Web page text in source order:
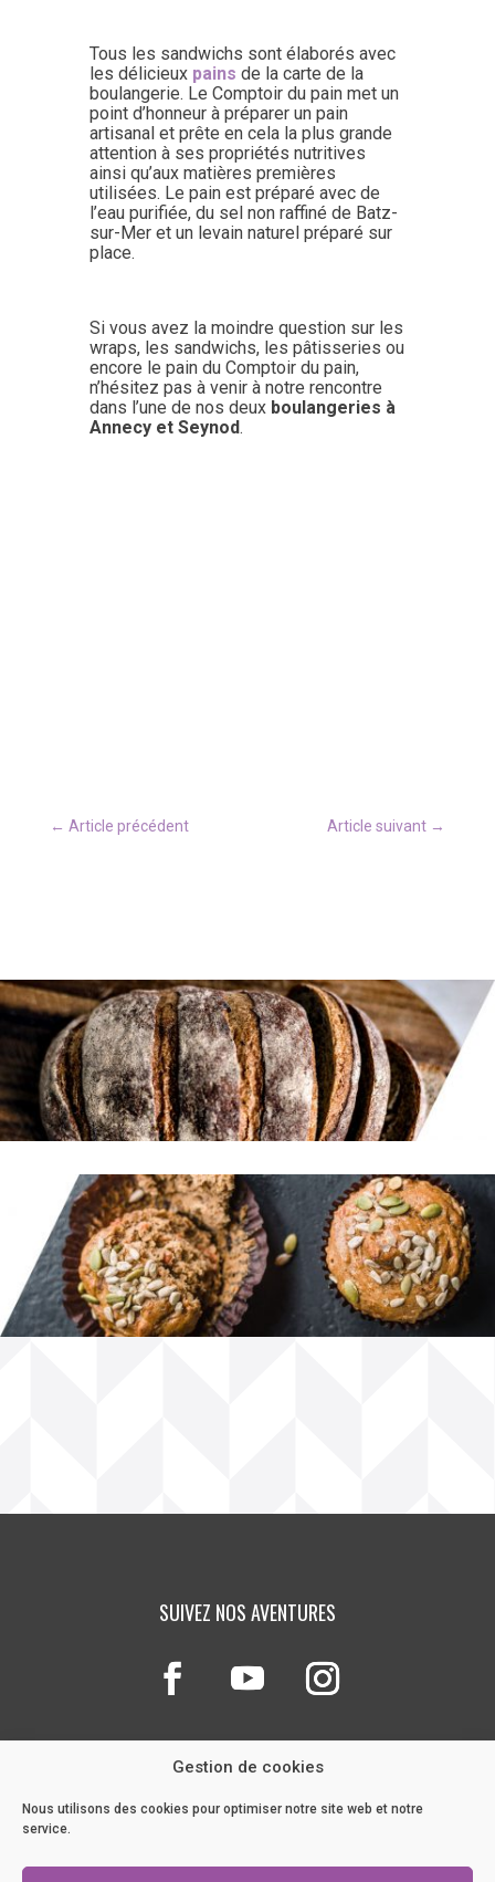
Gestion de cookies
Nous utilisons des cookies pour optimiser notre site web et notre
service.
Tous les sandwichs sont élaborés avec
les délicieuxpains de la carte de la
boulangerie. Le Comptoir du pain met un
point d’honneur à préparer un pain
artisanal et prête en cela la plus grande
attention à ses propriétés nutritives
ainsi qu’aux matières premières
utilisées. Le pain est préparé avec de
l’eau purifiée, du sel non raffiné de Batz-
sur-Mer et un levain naturel préparé sur
place.
Si vous avez la moindre question sur les
wraps, les sandwichs, les pâtisseries ou
encore le pain du Comptoir du pain,
n’hésitez pas à venir à notre rencontre
dans l’une de nos deux boulangeries à
Annecy et Seynod.
← Article précédent Article suivant →
SUIVEZ NOS AVENTURES
NOTRE BLOG